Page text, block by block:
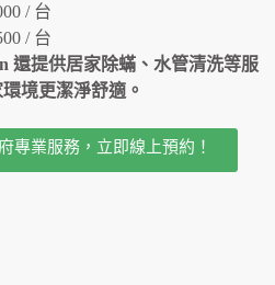
/ 台
/ 台
還提供居家除蟎、水管清洗等服
境更潔淨舒適。
專業服務，立即線上預約！